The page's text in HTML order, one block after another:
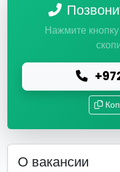
Нажмите
О вакансии